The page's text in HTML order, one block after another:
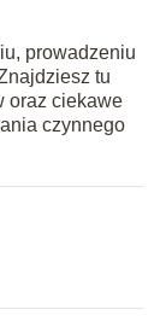
prowadzeniu
tu
oraz ciekawe
czynnego